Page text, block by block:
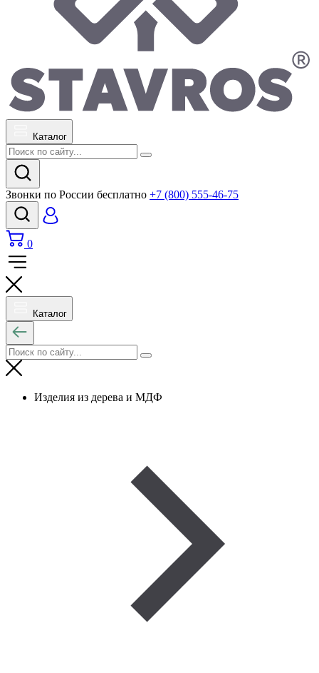
Каталог
Звонки по России бесплатно +7 (800) 555-46-75
0
Каталог
Изделия из дерева и МДФ